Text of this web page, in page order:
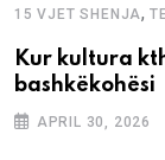
15 VJET SHENJA,
Kur kultura
bashkëkohësi
APRIL 30, 2026